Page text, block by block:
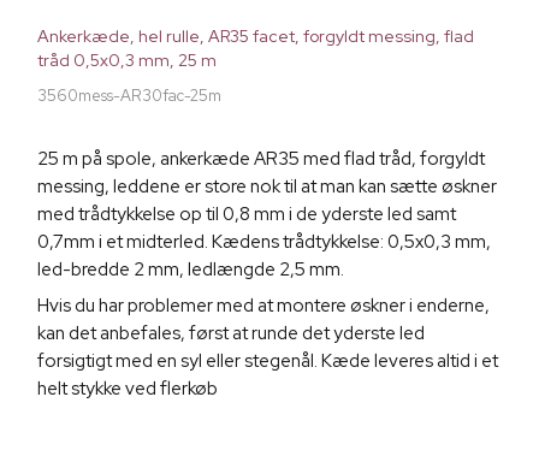
Ankerkæde, hel rulle, AR35 facet, forgyldt messing, flad
tråd 0,5x0,3 mm, 25 m
3560mess-AR30fac-25m
25 m på spole, ankerkæde AR35 med flad tråd, forgyldt
messing, leddene er store nok til at man kan sætte øskner
med trådtykkelse op til 0,8 mm i de yderste led samt
0,7mm i et midterled. Kædens trådtykkelse: 0,5x0,3 mm,
led-bredde 2 mm, ledlængde 2,5 mm.
Hvis du har problemer med at montere øskner i enderne,
kan det anbefales, først at runde det yderste led
forsigtigt med en syl eller stegenål. Kæde leveres altid i et
helt stykke ved flerkøb